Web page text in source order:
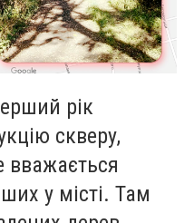
рік
скверу,
вважається
у місті. Там